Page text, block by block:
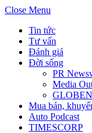
Close Menu
Tin tức
Tư vấn
Đánh giá
Đời sống
PR
Media
Mua bán,
Auto Podcast
TIMESCORP